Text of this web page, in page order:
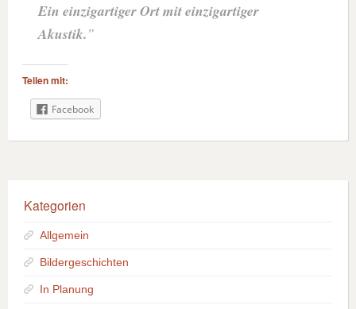
Ein einzigartiger Ort mit einzigartiger
Akustik.
Teilen mit:
Facebook
Kategorien
Allgemein
Bildergeschichten
In Planung